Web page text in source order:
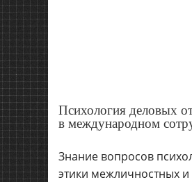
Психология деловых
в международном
Знание вопросов
этики межличностных